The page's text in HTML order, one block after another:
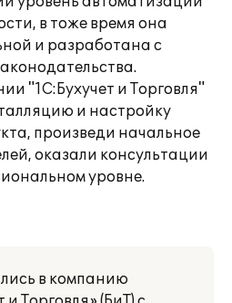
в тоже время она
и разработана с
"1С:Бухучет и Торговля"
и настройку
произведи начальное
оказали консультации
уровне.
в компанию